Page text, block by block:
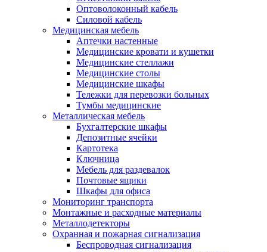
Оптоволоконный кабель
Силовой кабель
Медицинская мебель
Аптечки настенные
Медицинские кровати и кушетки
Медицинские стеллажи
Медицинские столы
Медицинские шкафы
Тележки для перевозки больных
Тумбы медицинские
Металлическая мебель
Бухгалтерские шкафы
Депозитные ячейки
Картотека
Ключница
Мебель для раздевалок
Почтовые ящики
Шкафы для офиса
Мониторинг транспорта
Монтажные и расходные материалы
Металлодетекторы
Охранная и пожарная сигнализация
Беспроводная сигнализация